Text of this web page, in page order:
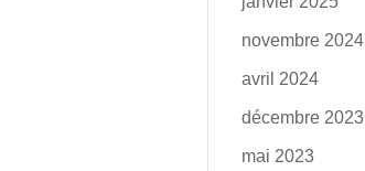
novembre 2024
avril 2024
décembre 2023
mai 2023